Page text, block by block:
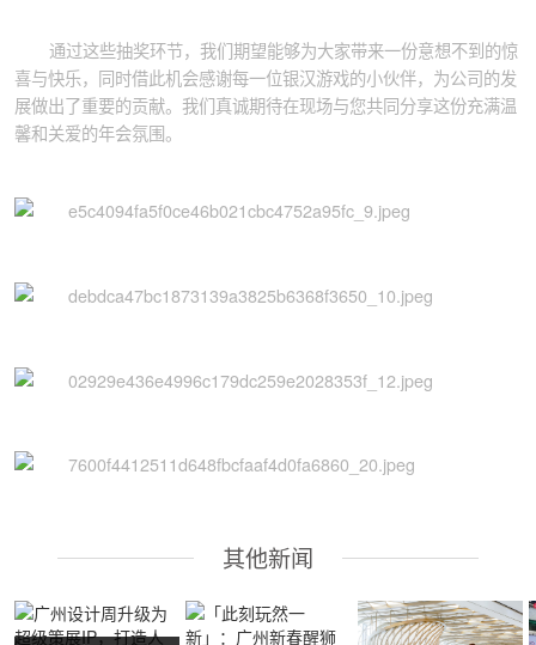
通过这些抽奖环节，我们期望能够为大家带来一份意想不到的惊
喜与快乐，同时借此机会感谢每一位银汉游戏的小伙伴，为公司的发
展做出了重要的贡献。我们真诚期待在现场与您共同分享这份充满温
馨和关爱的年会氛围。
其他新闻